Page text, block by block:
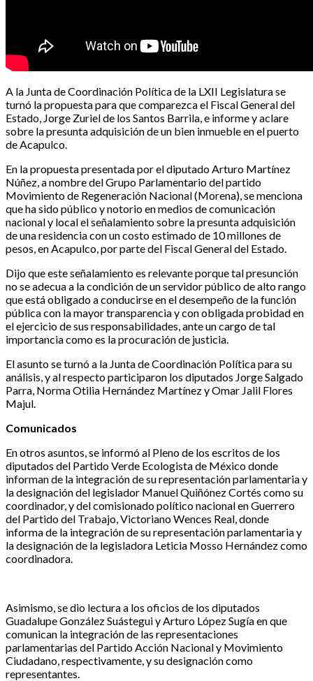
A la Junta de Coordinación Política de la LXII Legislatura se
turnó la propuesta para que comparezca el Fiscal General del
Estado, Jorge Zuriel de los Santos Barrila, e informe y aclare
sobre la presunta adquisición de un bien inmueble en el puerto
de Acapulco.
En la propuesta presentada por el diputado Arturo Martínez
Núñez, a nombre del Grupo Parlamentario del partido
Movimiento de Regeneración Nacional (Morena), se menciona
que ha sido público y notorio en medios de comunicación
nacional y local el señalamiento sobre la presunta adquisición
de una residencia con un costo estimado de 10 millones de
pesos, en Acapulco, por parte del Fiscal General del Estado.
Dijo que este señalamiento es relevante porque tal presunción
no se adecua a la condición de un servidor público de alto rango
que está obligado a conducirse en el desempeño de la función
pública con la mayor transparencia y con obligada probidad en
el ejercicio de sus responsabilidades, ante un cargo de tal
importancia como es la procuración de justicia.
El asunto se turnó a la Junta de Coordinación Política para su
análisis, y al respecto participaron los diputados Jorge Salgado
Parra, Norma Otilia Hernández Martínez y Omar Jalil Flores
Majul.
Comunicados
En otros asuntos, se informó al Pleno de los escritos de los
diputados del Partido Verde Ecologista de México donde
informan de la integración de su representación parlamentaria y
la designación del legislador Manuel Quiñónez Cortés como su
coordinador, y del comisionado político nacional en Guerrero
del Partido del Trabajo, Victoriano Wences Real, donde
informa de la integración de su representación parlamentaria y
la designación de la legisladora Leticia Mosso Hernández como
coordinadora.
Asimismo, se dio lectura a los oficios de los diputados
Guadalupe González Suástegui y Arturo López Sugía en que
comunican la integración de las representaciones
parlamentarias del Partido Acción Nacional y Movimiento
Ciudadano, respectivamente, y su designación como
representantes.